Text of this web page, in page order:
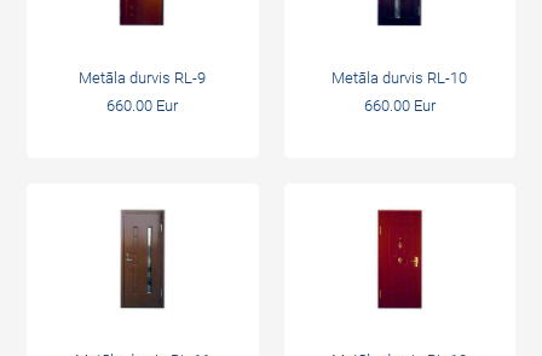
Metāla durvis RL-9
660.00 Eur
Metāla durvis RL-10
660.00 Eur